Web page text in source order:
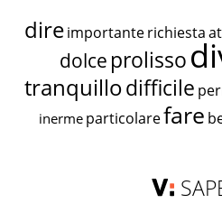
dire importante richiesta
dolce prolisso
tranquillodifficile
inerme particolarefare